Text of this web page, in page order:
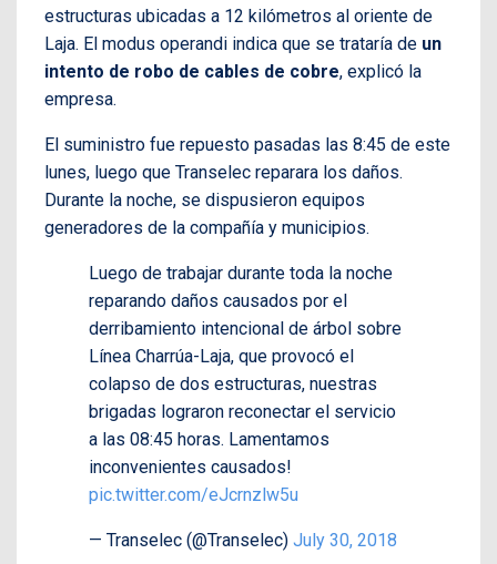
estructuras ubicadas a 12 kilómetros al oriente de
Laja. El modus operandi indica que se trataría de un
intento de robo de cables de cobre, explicó la
empresa.
El suministro fue repuesto pasadas las 8:45 de este
lunes, luego que Transelec reparara los daños.
Durante la noche, se dispusieron equipos
generadores de la compañía y municipios.
Luego de trabajar durante toda la noche
reparando daños causados por el
derribamiento intencional de árbol sobre
Línea Charrúa-Laja, que provocó el
colapso de dos estructuras, nuestras
brigadas lograron reconectar el servicio
a las 08:45 horas. Lamentamos
inconvenientes causados!
pic.twitter.com/eJcrnzlw5u
— Transelec (@Transelec) July 30, 2018